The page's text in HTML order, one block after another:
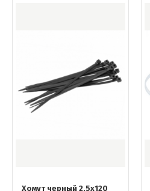
Хомут черный 2,5х120